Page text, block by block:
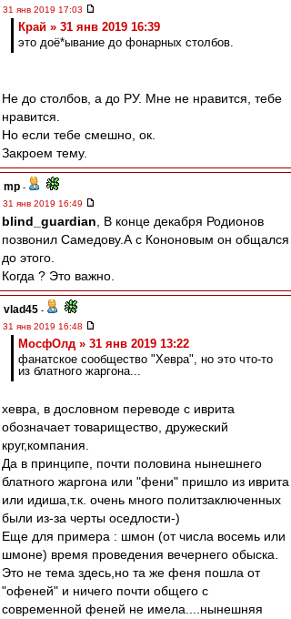
31 янв 2019 17:03
Край » 31 янв 2019 16:39
это доё*ывание до фонарных столбов.
Не до столбов, а до РУ. Мне не нравится, тебе
нравится.
Но если тебе смешно, ок.
Закроем тему.
mp -
31 янв 2019 16:49
blind_guardian , В конце декабря Родионов
позвонил Самедову.А с Кононовым он общался
до этого.
Когда ? Это важно.
vlad45 -
31 янв 2019 16:48
МосфОлд » 31 янв 2019 13:22
фанатское сообщество "Хевра", но это что-то
из блатного жаргона...
хевра, в дословном переводе с иврита
обозначает товарищество, дружеский
круг,компания.
Да в принципе, почти половина нынешнего
блатного жаргона или "фени" пришло из иврита
или идиша,т.к. очень много политзаключенных
были из-за черты оседлости-)
Еще для примера : шмон (от числа восемь или
шмоне) время проведения вечернего обыска.
Это не тема здесь,но та же феня пошла от
"офеней" и ничего почти общего с
современной феней не имела....нынешняя